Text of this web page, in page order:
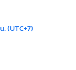
(UTC+7)